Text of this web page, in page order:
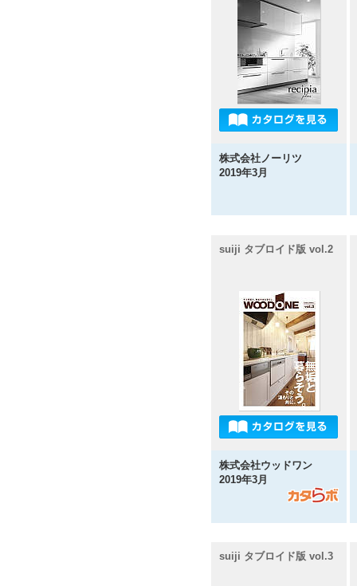
株式会社ノーリツ
2019年3月
suiji タブロイド版 vol.2
株式会社ウッドワン
2019年3月
suiji タブロイド版 vol.3